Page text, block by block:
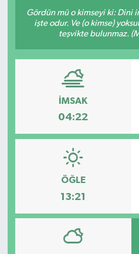
Gördün mü o kimseyi ki: Dini
işte odur. Ve (o kimse)
teşvikte bulunmaz.
İMSAK
04:22
ÖĞLE
13:21